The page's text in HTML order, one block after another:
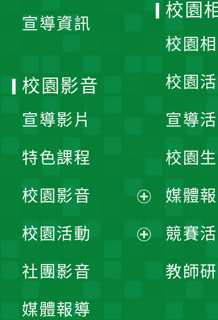
宣導資訊
校園
校園
校園
宣導
校園
媒體
競賽
教師
校園影音
宣導影片
特色課程
校園影音
開
校園活動
社團影音
媒體報導